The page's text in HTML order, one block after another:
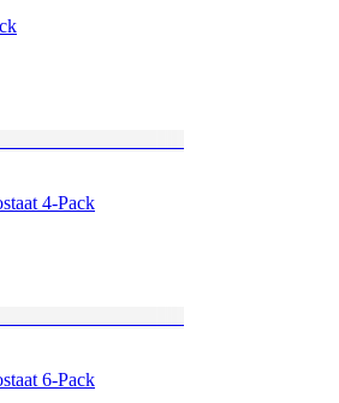
4-Pack
6-Pack